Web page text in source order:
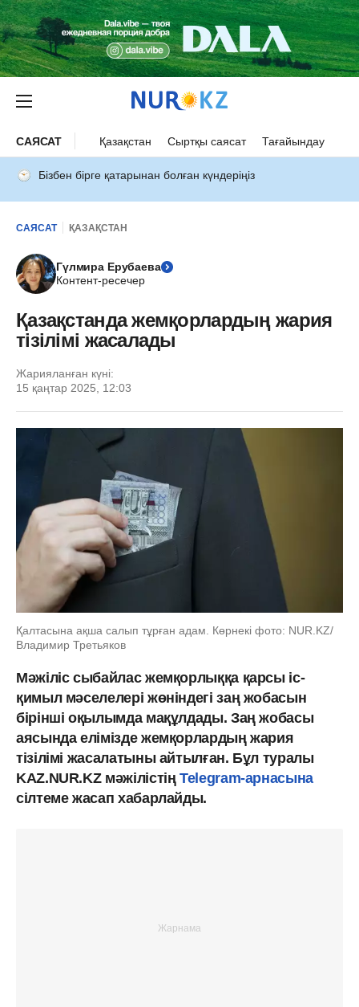
САЯСАТ Қазақстан Сыртқы саясат Тағайындау
Бізбен бірге қатарынан болған күндеріңіз
САЯСАТ ҚАЗАҚСТАН
Гүлмира Ерубаева
Контент-ресечер
Қазақстанда жемқорлардың жария
тізілімі жасалады
Жарияланған күні:
15 қаңтар 2025, 12:03
Қалтасына ақша салып тұрған адам. Көрнекі фото: NUR.KZ/
Владимир Третьяков
Мәжіліс сыбайлас жемқорлыққа қарсы іс-
қимыл мәселелері жөніндегі заң жобасын
бірінші оқылымда мақұлдады. Заң жобасы
аясында елімізде жемқорлардың жария
тізілімі жасалатыны айтылған. Бұл туралы
KAZ.NUR.KZ мәжілістіңTelegram-арнасына
сілтеме жасап хабарлайды.